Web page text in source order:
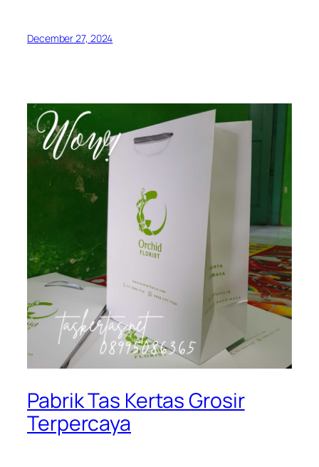
December 27, 2024
Pabrik Tas Kertas Grosir
Terpercaya